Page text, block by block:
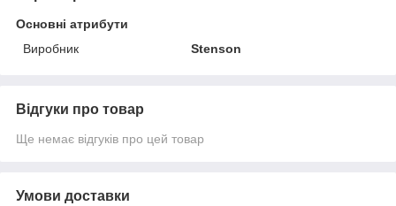
Основні атрибути
Виробник
Stenson
Відгуки про товар
Ще немає відгуків про цей товар
Умови доставки